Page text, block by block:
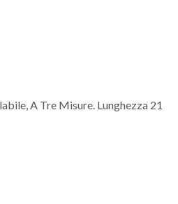
A Tre Misure. Lunghezza 21